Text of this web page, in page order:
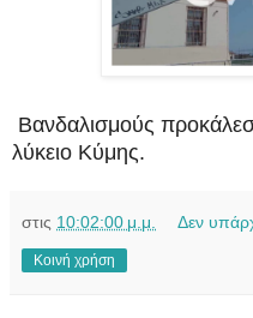
Βανδαλισμούς
λύκειο Κύμης.
στις 10:02:00 μ.μ. Δεν
Κοινή χρήση